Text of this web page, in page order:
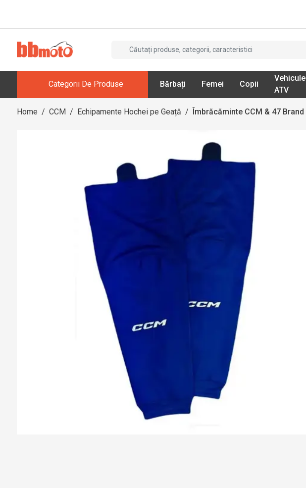
Categorii De Produse Bărbați Femei Copii
Vehicule
ATV
Home / CCM / Echipamente Hochei pe Geață / Îmbrăcăminte CCM & 47 Brand